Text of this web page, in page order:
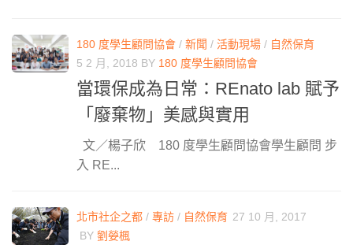
180 度學生顧問協會 / 新聞 / 活動現場 / 自然保育
5 2 月, 2018 BY 180 度學生顧問協會
當環保成為日常：REnato lab 賦予
「廢棄物」美感與實用
文／楊子欣 180 度學生顧問協會學生顧問 步
入 RE...
北市社企之都 / 專訪 / 自然保育 27 10 月, 2017
BY 劉嫈楓